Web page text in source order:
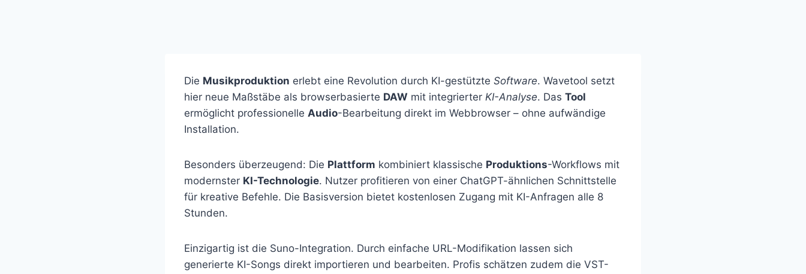
Die Musikproduktion erlebt eine Revolution durch KI-gestützte Software. Wavetool setzt
hier neue Maßstäbe als browserbasierte DAW mit integrierter KI-Analyse. Das Tool
ermöglicht professionelle Audio-Bearbeitung direkt im Webbrowser – ohne aufwändige
Installation.
Besonders überzeugend: Die Plattform kombiniert klassische Produktions-Workflows mit
modernster KI-Technologie. Nutzer profitieren von einer ChatGPT-ähnlichen Schnittstelle
für kreative Befehle. Die Basisversion bietet kostenlosen Zugang mit KI-Anfragen alle 8
Stunden.
Einzigartig ist die Suno-Integration. Durch einfache URL-Modifikation lassen sich
generierte KI-Songs direkt importieren und bearbeiten. Profis schätzen zudem die VST-